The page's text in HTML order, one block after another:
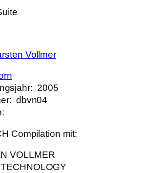
Vollmer
2005
dbvn04
Compilation mit:
VOLLMER